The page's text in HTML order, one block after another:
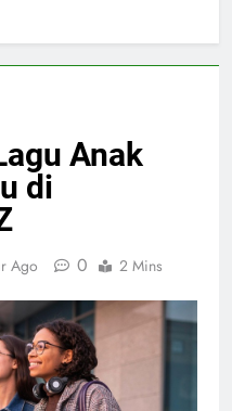
Anak
di
Ago 0 2 Mins